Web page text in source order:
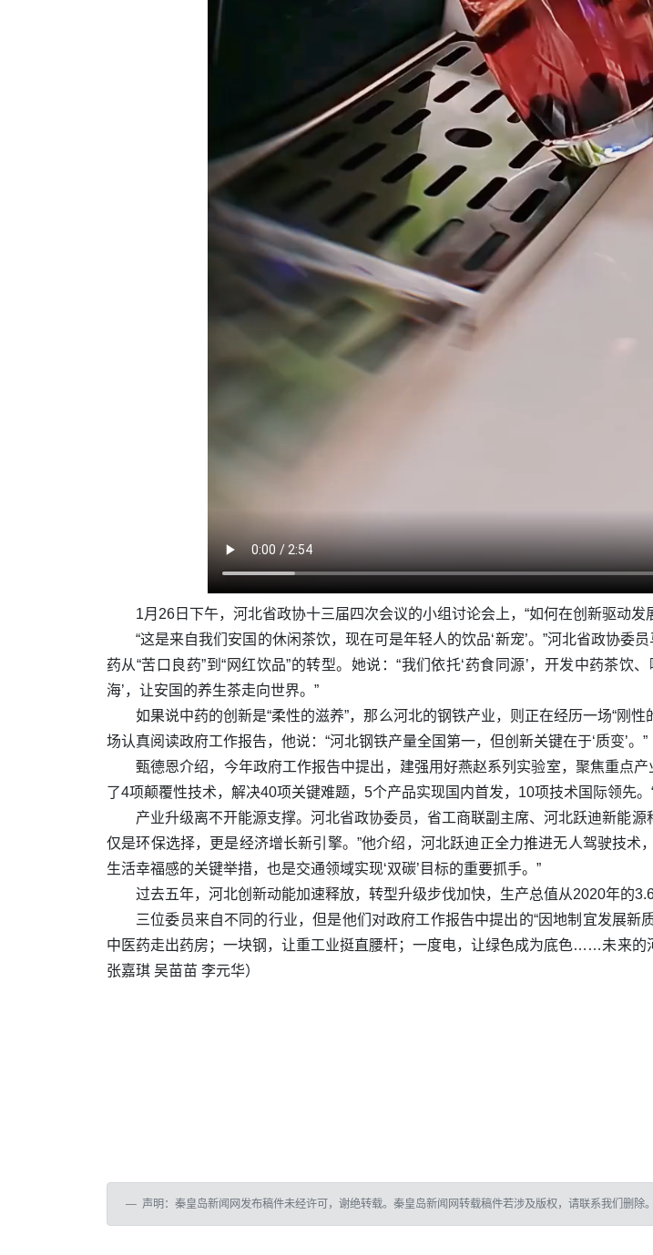
1月26日下午，河北省政协十三届四次会议的小组讨论会上，“如何在创新驱动发
“这是来自我们安国的休闲茶饮，现在可是年轻人的饮品‘新宠’。”河北省政协
药从“苦口良药”到“网红饮品”的转型。她说：“我们依托‘药食同源’，开发中药茶
海’，让安国的养生茶走向世界。”
如果说中药的创新是“柔性的滋养”，那么河北的钢铁产业，则正在经历一场“刚
场认真阅读政府工作报告，他说：“河北钢铁产量全国第一，但创新关键在于‘质变’。”
甄德恩介绍，今年政府工作报告中提出，建强用好燕赵系列实验室，聚焦重点
了4项颠覆性技术，解决40项关键难题，5个产品实现国内首发，10项技术国际领先。“
产业升级离不开能源支撑。河北省政协委员，省工商联副主席、河北跃迪新能
仅是环保选择，更是经济增长新引擎。”他介绍，河北跃迪正全力推进无人驾驶技
生活幸福感的关键举措，也是交通领域实现‘双碳’目标的重要抓手。”
过去五年，河北创新动能加速释放，转型升级步伐加快，生产总值从2020年的
三位委员来自不同的行业，但是他们对政府工作报告中提出的“因地制宜发展
中医药走出药房；一块钢，让重工业挺直腰杆；一度电，让绿色成为底色……未来的
张嘉琪 吴苗苗 李元华）
声明：秦皇岛新闻网发布稿件未经许可，谢绝转载。秦皇岛新闻网转载稿件若涉及版权，请联系我们删除。